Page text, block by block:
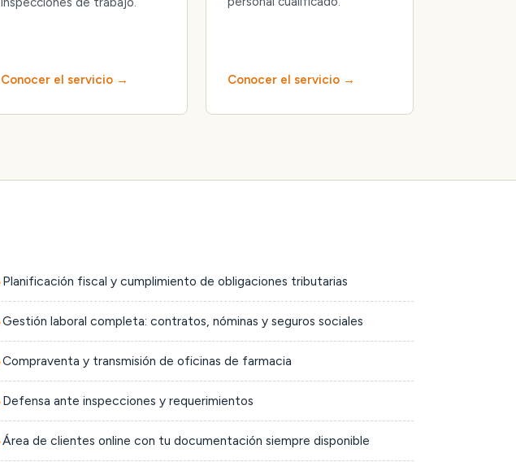
Conocer el servicio Conocer el servicio
Planificación fiscal y cumplimiento de obligaciones tributarias
Gestión laboral completa: contratos, nóminas y seguros sociales
Compraventa y transmisión de oficinas de farmacia
Defensa ante inspecciones y requerimientos
Área de clientes online con tu documentación siempre disponible